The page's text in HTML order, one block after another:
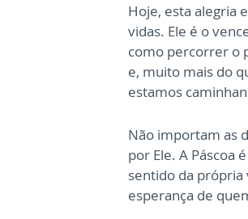
Hoje, esta alegria
vidas. Ele é o
como percorrer o
e, muito mais do
estamos
Não importam as
por Ele. A Páscoa
sentido da própria
esperança de